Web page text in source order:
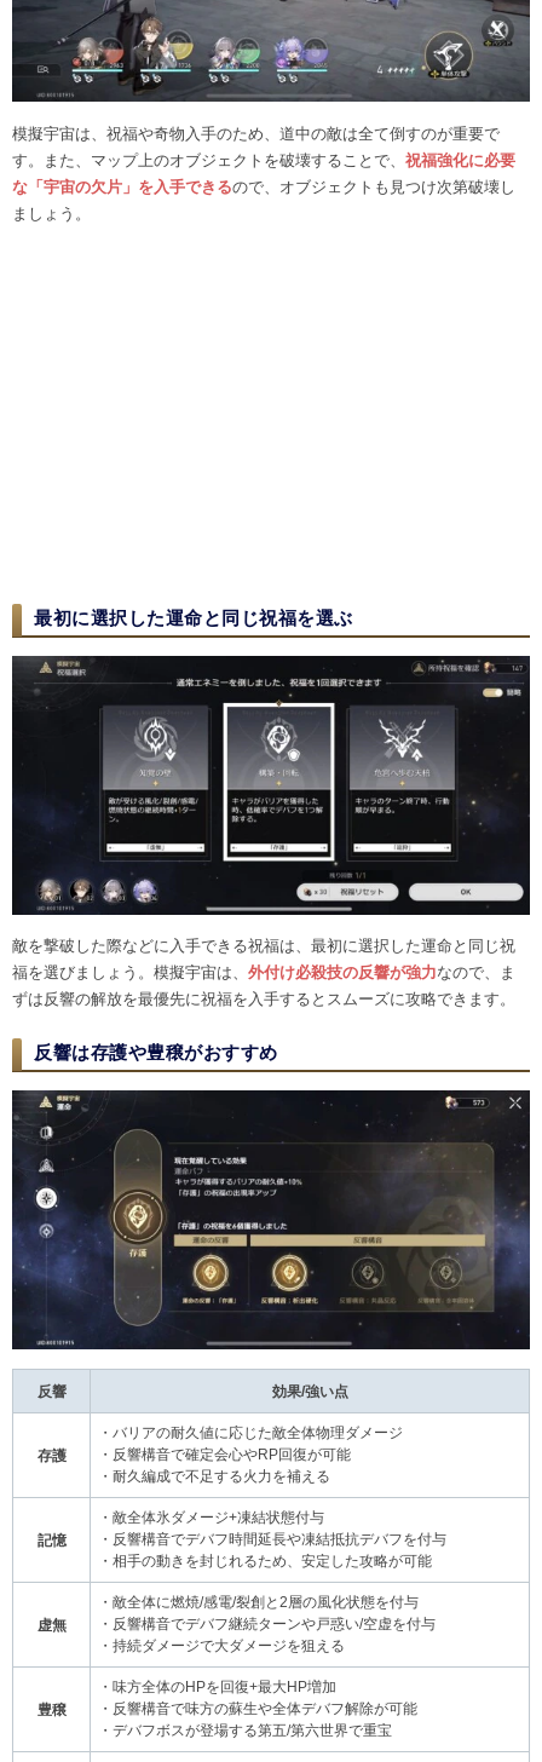
模擬宇宙は、祝福や奇物入手のため、道中の敵は全て倒すのが重要で
す。また、マップ上のオブジェクトを破壊することで、 祝福強化に必要
な「宇宙の欠片」を入手できるので、オブジェクトも見つけ次第破壊し
ましょう。
最初に選択した運命と同じ祝福を選ぶ
敵を撃破した際などに入手できる祝福は、最初に選択した運命と同じ祝
福を選びましょう。模擬宇宙は、 外付け必殺技の反響が強力なので、ま
ずは反響の解放を最優先に祝福を入手するとスムーズに攻略できます。
反響は存護や豊穣がおすすめ
反響 効果/強い点
存護
・バリアの耐久値に応じた敵全体物理ダメージ
・反響構音で確定会心やRP回復が可能
・耐久編成で不足する火力を補える
記憶
・敵全体氷ダメージ+凍結状態付与
・反響構音でデバフ時間延長や凍結抵抗デバフを付与
・相手の動きを封じれるため、安定した攻略が可能
虚無
・敵全体に燃焼/感電/裂創と2層の風化状態を付与
・反響構音でデバフ継続ターンや戸惑い/空虚を付与
・持続ダメージで大ダメージを狙える
豊穣
・味方全体のHPを回復+最大HP増加
・反響構音で味方の蘇生や全体デバフ解除が可能
・デバフボスが登場する第五/第六世界で重宝